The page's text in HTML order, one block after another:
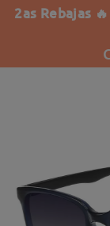
2as Rebajas